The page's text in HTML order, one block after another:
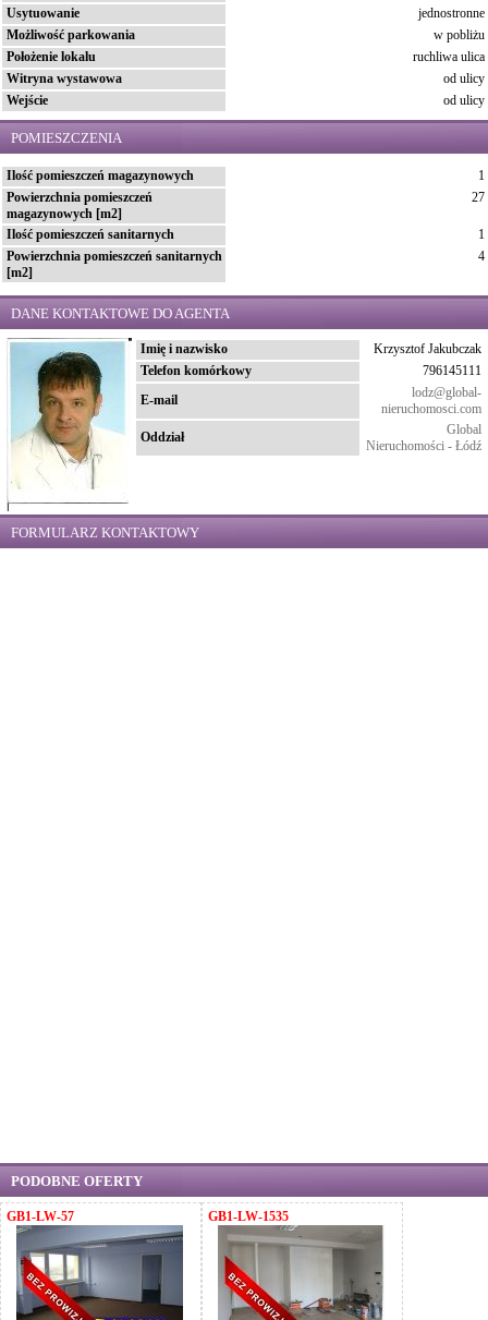
Usytuowanie
jednostronne
Możliwość parkowania
w pobliżu
Położenie lokalu
ruchliwa ulica
Witryna wystawowa
od ulicy
Wejście
od ulicy
POMIESZCZENIA
Ilość pomieszczeń magazynowych
1
Powierzchnia pomieszczeń
magazynowych [m2]
27
Ilość pomieszczeń sanitarnych
1
Powierzchnia pomieszczeń sanitarnych
[m2]
4
DANE KONTAKTOWE DO AGENTA
Imię i nazwisko
Krzysztof Jakubczak
Telefon komórkowy
796145111
E-mail
lodz@global-
nieruchomosci.com
Oddział
Global
Nieruchomości - Łódź
FORMULARZ KONTAKTOWY
PODOBNE OFERTY
GB1-LW-57 GB1-LW-1535